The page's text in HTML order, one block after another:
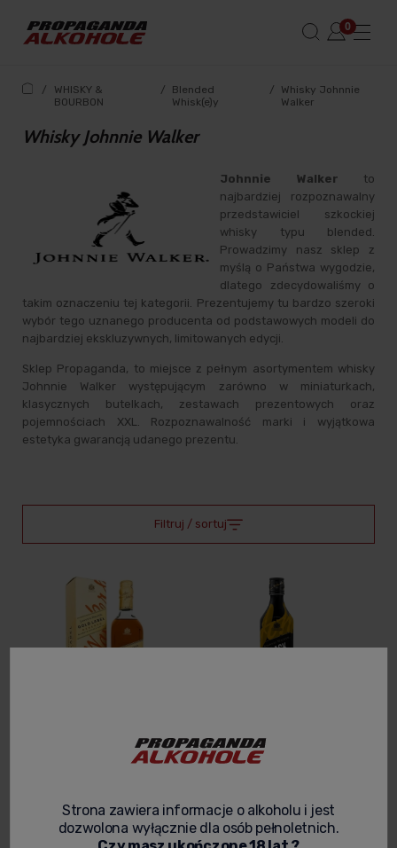
/
WHISKY &
BOURBON
/
Blended
Whisk(e)y
/
Whisky Johnnie
Walker
Whisky Johnnie Walker
Johnnie Walker to
najbardziej rozpoznawalny
przedstawiciel szkockiej
whisky typu blended.
Prowadzimy nasz sklep z
myślą o Państwa wygodzie,
dlatego zdecydowaliśmy o
takim oznaczeniu tej kategorii. Prezentujemy tu bardzo szeroki
wybór tego uznanego producenta od podstawowych modeli do
najbardziej ekskluzywnych, limitowanych edycji.
Sklep Propaganda, to miejsce z pełnym asortymentem whisky
Johnnie Walker występującym zarówno w miniaturkach,
klasycznych butelkach, zestawach prezentowych oraz
pojemnościach XXL. Rozpoznawalność marki i wyjątkowa
estetyka gwarancją udanego prezentu.
Filtruj / sortuj
JOHNNIE WALKER GOLD
219,00 zł
JOHNNIE WALKER BLACK
129,00 zł
Strona zawiera informacje o alkoholu i jest
dozwolona wyłącznie dla osób pełnoletnich.